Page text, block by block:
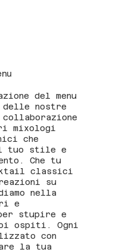
del menu
nostre
mixologi
che
tuo stile e
Che tu
classici
su
nella
e
stupire e
ospiti. Ogni
con
la tua